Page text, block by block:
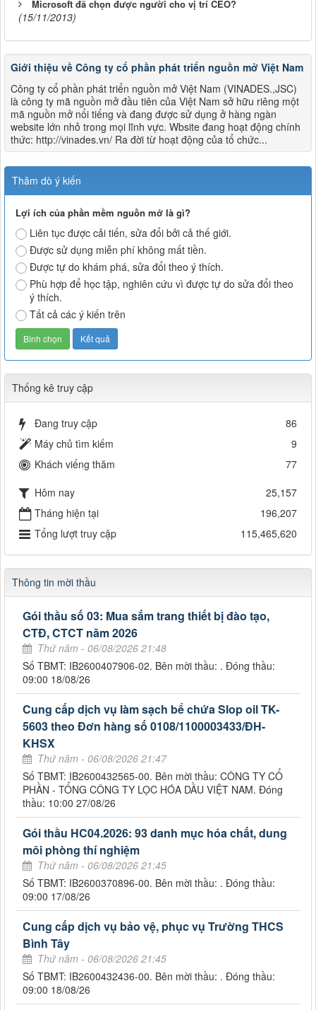
Microsoft đã chọn được người cho vị trí CEO?
(15/11/2013)
Giới thiệu về Công ty cổ phần phát triển nguồn mở Việt Nam
Công ty cổ phần phát triển nguồn mở Việt Nam (VINADES.,JSC)
là công ty mã nguồn mở đầu tiên của Việt Nam sở hữu riêng một
mã nguồn mở nổi tiếng và đang được sử dụng ở hàng ngàn
website lớn nhỏ trong mọi lĩnh vực. Wbsite đang hoạt động chính
thức: http://vinades.vn/ Ra đời từ hoạt động của tổ chức...
Thăm dò ý kiến
Lợi ích của phần mềm nguồn mở là gì?
Liên tục được cải tiến, sửa đổi bởi cả thế giới.
Được sử dụng miễn phí không mất tiền.
Được tự do khám phá, sửa đổi theo ý thích.
Phù hợp để học tập, nghiên cứu vì được tự do sửa đổi theo
ý thích.
Tất cả các ý kiến trên
Thống kê truy cập
Đang truy cập
86
Máy chủ tìm kiếm
9
Khách viếng thăm
77
Hôm nay
25,157
Tháng hiện tại
196,207
Tổng lượt truy cập
115,465,620
Thông tin mời thầu
Gói thầu số 03: Mua sắm trang thiết bị đào tạo,
CTĐ, CTCT năm 2026
Thứ năm - 06/08/2026 21:48
Số TBMT: IB2600407906-02. Bên mời thầu: . Đóng thầu:
09:00 18/08/26
Cung cấp dịch vụ làm sạch bể chứa Slop oil TK-
5603 theo Đơn hàng số 0108/1100003433/ĐH-
KHSX
Thứ năm - 06/08/2026 21:47
Số TBMT: IB2600432565-00. Bên mời thầu: CÔNG TY CỔ
PHẦN - TỔNG CÔNG TY LỌC HÓA DẦU VIỆT NAM. Đóng
thầu: 10:00 27/08/26
Gói thầu HC04.2026: 93 danh mục hóa chất, dung
môi phòng thí nghiệm
Thứ năm - 06/08/2026 21:45
Số TBMT: IB2600370896-00. Bên mời thầu: . Đóng thầu:
09:00 17/08/26
Cung cấp dịch vụ bảo vệ, phục vụ Trường THCS
Bình Tây
Thứ năm - 06/08/2026 21:45
Số TBMT: IB2600432436-00. Bên mời thầu: . Đóng thầu:
09:00 18/08/26